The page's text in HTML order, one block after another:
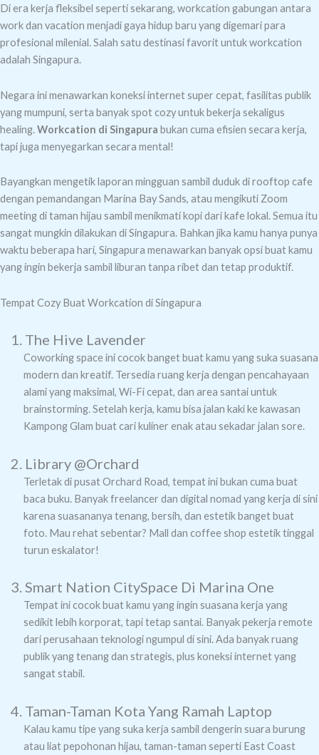
Di era kerja fleksibel seperti sekarang, workcation gabungan antara
work dan vacation menjadi gaya hidup baru yang digemari para
profesional milenial. Salah satu destinasi favorit untuk workcation
adalah Singapura.
Negara ini menawarkan koneksi internet super cepat, fasilitas publik
yang mumpuni, serta banyak spot cozy untuk bekerja sekaligus
healing.Workcation di Singapura bukan cuma efisien secara kerja,
tapi juga menyegarkan secara mental!
Bayangkan mengetik laporan mingguan sambil duduk di rooftop cafe
dengan pemandangan Marina Bay Sands, atau mengikuti Zoom
meeting di taman hijau sambil menikmati kopi dari kafe lokal. Semua itu
sangat mungkin dilakukan di Singapura. Bahkan jika kamu hanya punya
waktu beberapa hari, Singapura menawarkan banyak opsi buat kamu
yang ingin bekerja sambil liburan tanpa ribet dan tetap produktif.
Tempat Cozy Buat Workcation di Singapura
1. The Hive Lavender
Coworking space ini cocok banget buat kamu yang suka suasana
modern dan kreatif. Tersedia ruang kerja dengan pencahayaan
alami yang maksimal, Wi-Fi cepat, dan area santai untuk
brainstorming. Setelah kerja, kamu bisa jalan kaki ke kawasan
Kampong Glam buat cari kuliner enak atau sekadar jalan sore.
2. Library @Orchard
Terletak di pusat Orchard Road, tempat ini bukan cuma buat
baca buku. Banyak freelancer dan digital nomad yang kerja di sini
karena suasananya tenang, bersih, dan estetik banget buat
foto. Mau rehat sebentar? Mall dan coffee shop estetik tinggal
turun eskalator!
3. Smart Nation CitySpace Di Marina One
Tempat ini cocok buat kamu yang ingin suasana kerja yang
sedikit lebih korporat, tapi tetap santai. Banyak pekerja remote
dari perusahaan teknologi ngumpul di sini. Ada banyak ruang
publik yang tenang dan strategis, plus koneksi internet yang
sangat stabil.
4. Taman-Taman Kota Yang Ramah Laptop
Kalau kamu tipe yang suka kerja sambil dengerin suara burung
atau liat pepohonan hijau, taman-taman seperti East Coast